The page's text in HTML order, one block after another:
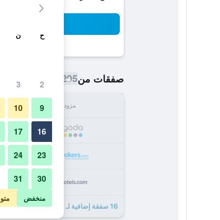
صفقات من295 ﷼
مزود
16 صفقة إضافية لـ سكولاس هوتل كارلسروه
ح ن
2
3
9
10
16
17
23
24
30
31
منخفض